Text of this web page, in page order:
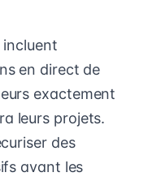
en direct de
exactement
leurs projets.
des
avant les